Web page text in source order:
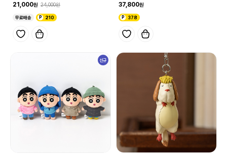
21,000
24,000
무료배송 210
37,800
378
신규